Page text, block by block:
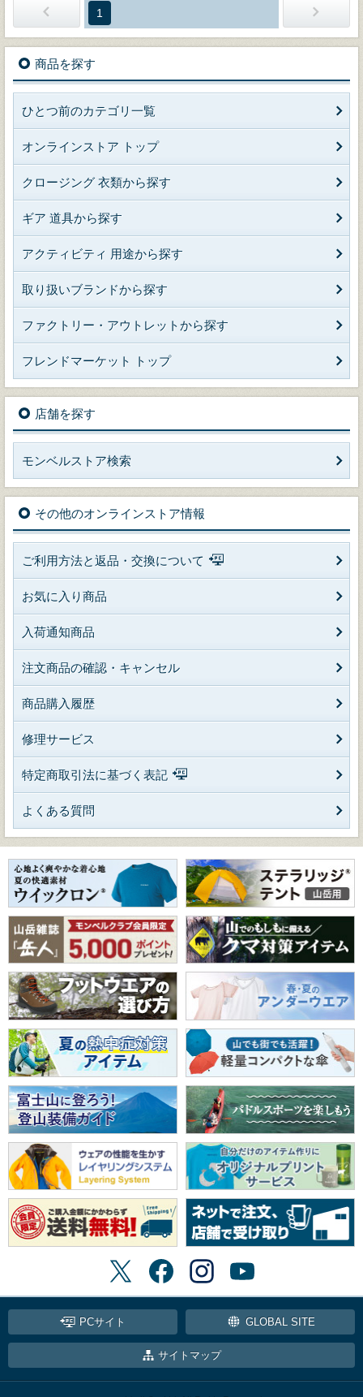
1
商品を探す
ひとつ前のカテゴリ一覧
オンラインストア トップ
クロージング 衣類から探す
ギア 道具から探す
アクティビティ 用途から探す
取り扱いブランドから探す
ファクトリー・アウトレットから探す
フレンドマーケット トップ
店舗を探す
モンベルストア検索
その他のオンラインストア情報
ご利用方法と返品・交換について
お気に入り商品
入荷通知商品
注文商品の確認・キャンセル
商品購入履歴
修理サービス
特定商取引法に基づく表記
よくある質問
PCサイト GLOBAL SITE
サイトマップ